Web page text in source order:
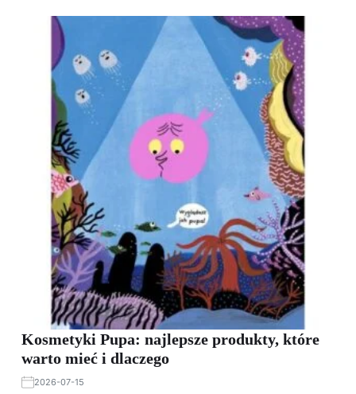
Kosmetyki Pupa: najlepsze produkty, które
warto mieć i dlaczego
2026-07-15